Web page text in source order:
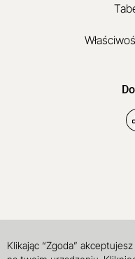
Klikając “Zgoda”